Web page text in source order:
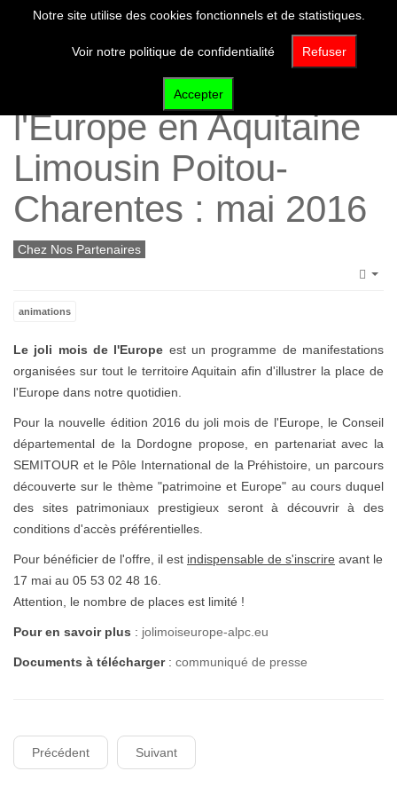
Le joli mois de
l'Europe en Aquitaine
Limousin Poitou-
Charentes : mai 2016
Chez Nos Partenaires
animations
Le joli mois de l'Europe est un programme de manifestations
organisées sur tout le territoire Aquitain afin d'illustrer la place de
l'Europe dans notre quotidien.
Pour la nouvelle édition 2016 du joli mois de l'Europe, le Conseil
départemental de la Dordogne propose, en partenariat avec la
SEMITOUR et le Pôle International de la Préhistoire, un parcours
découverte sur le thème "patrimoine et Europe" au cours duquel
des sites patrimoniaux prestigieux seront à découvrir à des
conditions d'accès préférentielles.
Pour bénéficier de l'offre, il est indispensable de s'inscrire avant le
17 mai au 05 53 02 48 16.
Attention, le nombre de places est limité !
Pour en savoir plus : jolimoiseurope-alpc.eu
Documents à télécharger: communiqué de presse
Précédent Suivant
Notre site utilise des cookies fonctionnels et de statistiques.
Voir notre politique de confidentialité Refuser
Accepter